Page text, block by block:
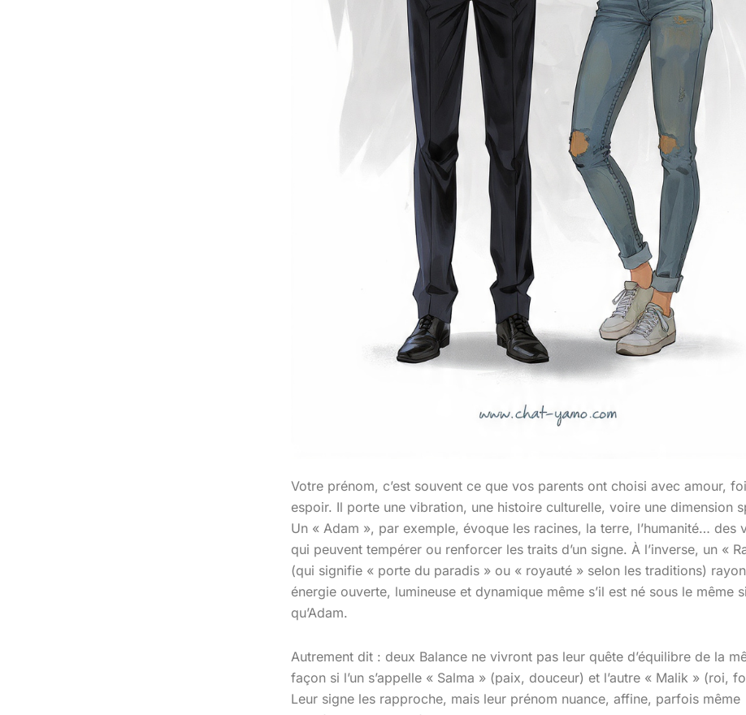
Votre prénom, c’est souvent ce que vos parents ont choisi avec amour,
espoir. Il porte une vibration, une histoire culturelle, voire une dimension
Un « Adam », par exemple, évoque les racines, la terre, l’humanité… des
qui peuvent tempérer ou renforcer les traits d’un signe. À l’inverse, un «
(qui signifie « porte du paradis » ou « royauté » selon les traditions)
énergie ouverte, lumineuse et dynamique même s’il est né sous le même
qu’Adam.
Autrement dit : deux Balance ne vivront pas leur quête d’équilibre de la
façon si l’un s’appelle « Salma » (paix, douceur) et l’autre « Malik » (roi,
Leur signe les rapproche, mais leur prénom nuance, affine, parfois même